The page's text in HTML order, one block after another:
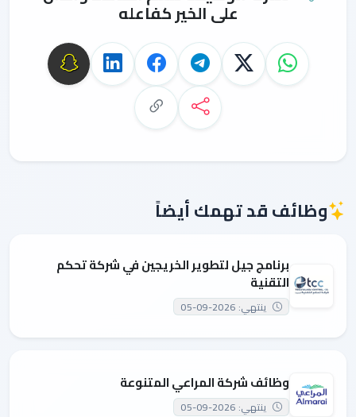
على الخير كفاعله
وظائف قد تهمك أيضاً
برنامج جيل لتطوير الخريجين في شركة تحكم
التقنية
ينتهي: 2026-09-05
وظائف شركة المراعي المتنوعة
ينتهي: 2026-09-05